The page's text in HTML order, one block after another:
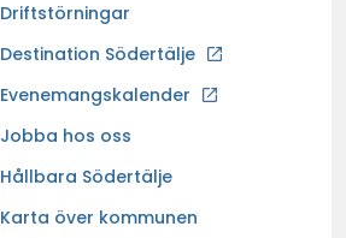
Driftstörningar
Destination Södertälje
Ö
p
n
a
Evenemangskalender
Jobba hos oss
Ö
p
n
Hållbara Södertälje
Karta över kommunen